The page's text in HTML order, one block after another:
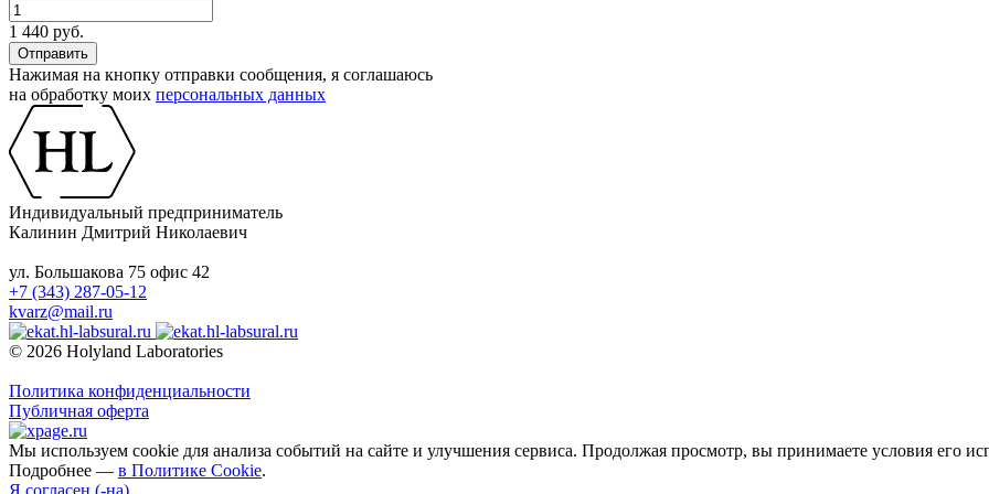
1 440 руб.
Нажимая на кнопку отправки сообщения, я соглашаюсь
на обработку моих персональных данных
Индивидуальный предприниматель
Калинин Дмитрий Николаевич
ул. Большакова 75 офис 42
+7 (343) 287-05-12
kvarz@mail.ru
© 2026 Holyland Laboratories
Политика конфиденциальности
Публичная оферта
Мы используем cookie для анализа событий на сайте и улучшения сервиса. Продолжая просмотр, вы принимаете условия его
Подробнее — в Политике Cookie.